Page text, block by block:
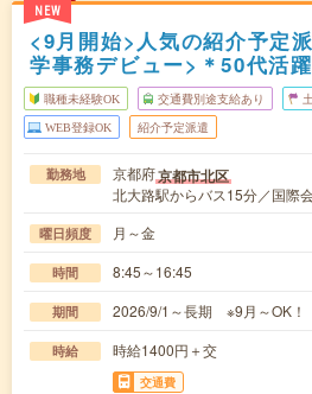
NEW
<9月開始>人気の紹介予定
学事務デビュー>＊50代活
職種未経験OK 交通費別途支給あり
WEB登録OK 紹介予定派遣
勤務地 京都府京都市北区
北大路駅からバス15分／国際
曜日頻度 月～金
時間 8:45～16:45
期間 2026/9/1～長期 ※9月～OK！
時給 時給1400円＋交
交通費